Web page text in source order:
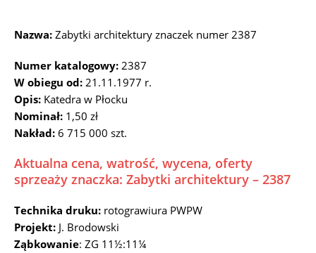
Nazwa: Zabytki architektury znaczek numer 2387
Numer katalogowy: 2387
W obiegu od: 21.11.1977 r.
Opis: Katedra w Płocku
Nominał: 1,50 zł
Nakład: 6 715 000 szt.
Aktualna cena, watrość, wycena, oferty
sprzeaży znaczka: Zabytki architektury – 2387
Technika druku: rotograwiura PWPW
Projekt: J. Brodowski
Ząbkowanie: ZG 11½:11¼